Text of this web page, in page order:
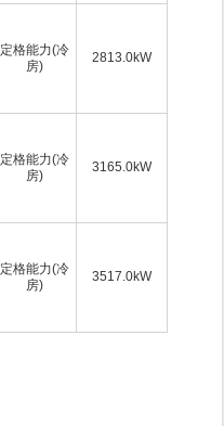
定格能力(冷
房)
2813.0kW
定格能力(冷
房)
3165.0kW
定格能力(冷
房)
3517.0kW